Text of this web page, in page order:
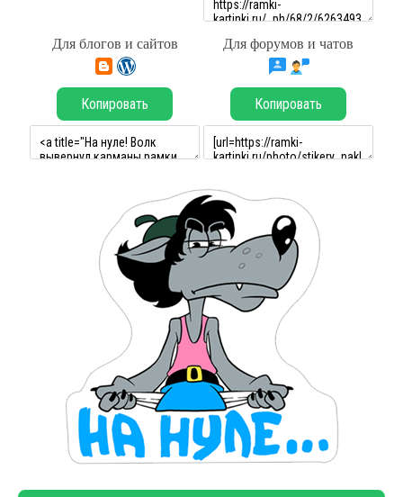
Для блогов и сайтов Для форумов и чатов
Копировать Копировать